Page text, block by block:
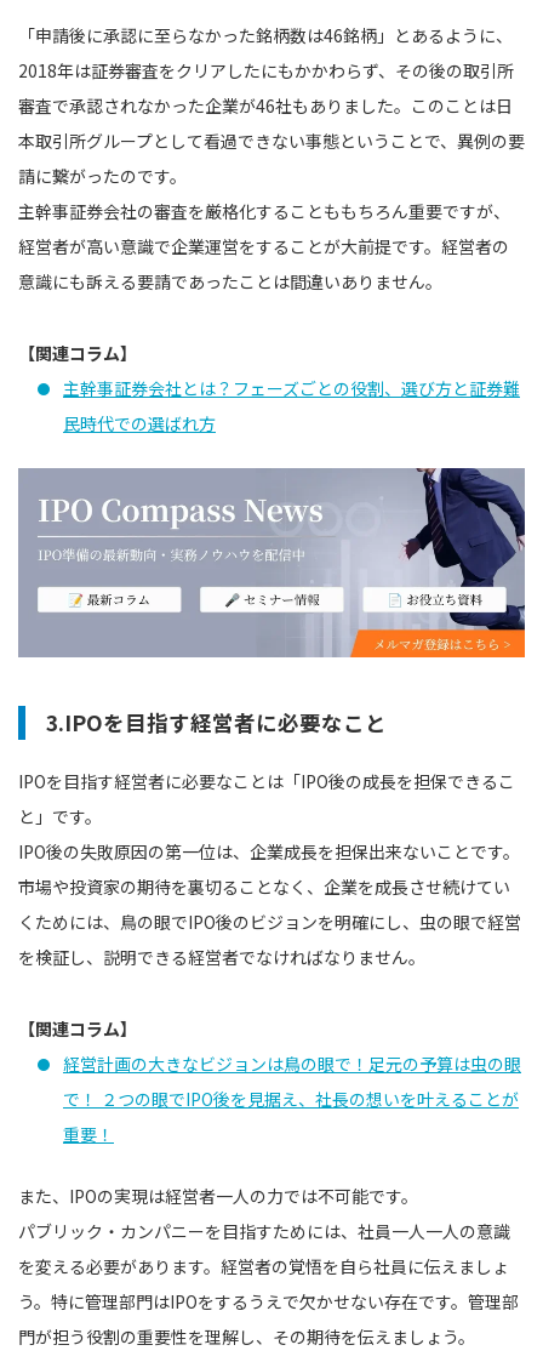
「申請後に承認に至らなかった銘柄数は46銘柄」とあるように、
2018年は証券審査をクリアしたにもかかわらず、その後の取引所
審査で承認されなかった企業が46社もありました。このことは日
本取引所グループとして看過できない事態ということで、異例の要
請に繋がったのです。
主幹事証券会社の審査を厳格化することももちろん重要ですが、
経営者が高い意識で企業運営をすることが大前提です。経営者の
意識にも訴える要請であったことは間違いありません。
【関連コラム】
主幹事証券会社とは？フェーズごとの役割、選び方と証券難
民時代での選ばれ方
3.IPOを目指す経営者に必要なこと
IPOを目指す経営者に必要なことは「IPO後の成長を担保できるこ
と」です。
IPO後の失敗原因の第一位は、企業成長を担保出来ないことです。
市場や投資家の期待を裏切ることなく、企業を成長させ続けてい
くためには、鳥の眼でIPO後のビジョンを明確にし、虫の眼で経営
を検証し、説明できる経営者でなければなりません。
【関連コラム】
経営計画の大きなビジョンは鳥の眼で！足元の予算は虫の眼
で！ ２つの眼でIPO後を見据え、社長の想いを叶えることが
重要！
また、IPOの実現は経営者一人の力では不可能です。
パブリック・カンパニーを目指すためには、社員一人一人の意識
を変える必要があります。経営者の覚悟を自ら社員に伝えましょ
う。特に管理部門はIPOをするうえで欠かせない存在です。管理部
門が担う役割の重要性を理解し、その期待を伝えましょう。